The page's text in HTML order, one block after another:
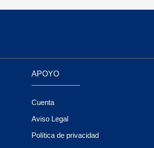
APOYO
Cuenta
Aviso Legal
Política de privacidad